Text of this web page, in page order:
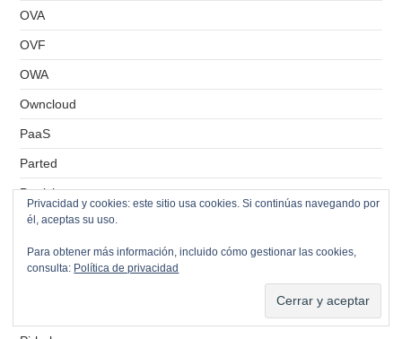
OVA
OVF
OWA
Owncloud
PaaS
Parted
Particiones
PBS
Peering
Privacidad y cookies: este sitio usa cookies. Si continúas navegando por
él, aceptas su uso.
Para obtener más información, incluido cómo gestionar las cookies,
consulta: Política de privacidad